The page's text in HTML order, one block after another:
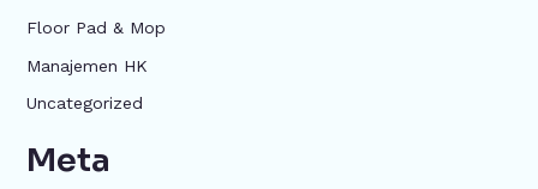
Floor Pad & Mop
Manajemen HK
Uncategorized
Meta